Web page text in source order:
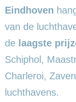
Eindhoven
van de
de laagste
Schiphol,
Charleroi,
luchthavens.